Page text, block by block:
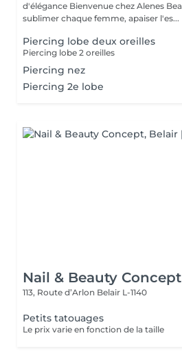
d'élégance Bienvenue chez Alenes Beauty, un lieu pensé pour
sublimer chaque femme, apaiser l'es...
Piercing lobe deux oreilles
Piercing lobe 2 oreilles
Piercing nez
Piercing 2e lobe
Nail & Beauty Concept
113, Route d’Arlon Belair L-1140
Petits tatouages
Le prix varie en fonction de la taille